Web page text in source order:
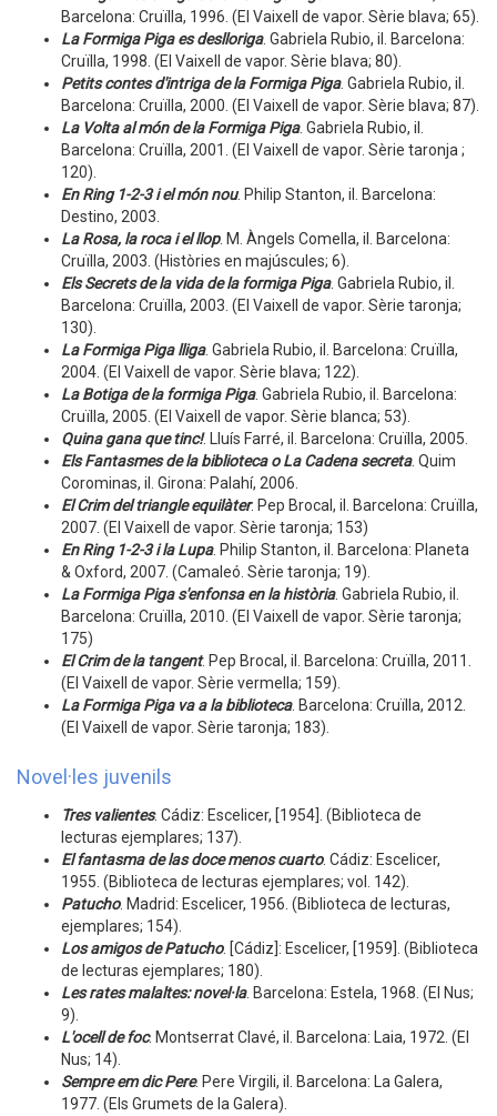
Barcelona: Cruïlla, 1996. (El Vaixell de vapor. Sèrie blava; 65).
La Formiga Piga es deslloriga. Gabriela Rubio, il. Barcelona:
Cruïlla, 1998. (El Vaixell de vapor. Sèrie blava; 80).
Petits contes d'intriga de la Formiga Piga. Gabriela Rubio, il.
Barcelona: Cruïlla, 2000. (El Vaixell de vapor. Sèrie blava; 87).
La Volta al món de la Formiga Piga. Gabriela Rubio, il.
Barcelona: Cruïlla, 2001. (El Vaixell de vapor. Sèrie taronja ;
120).
En Ring 1-2-3 i el món nou. Philip Stanton, il. Barcelona:
Destino, 2003.
La Rosa, la roca i el llop. M. Àngels Comella, il. Barcelona:
Cruïlla, 2003. (Històries en majúscules; 6).
Els Secrets de la vida de la formiga Piga. Gabriela Rubio, il.
Barcelona: Cruïlla, 2003. (El Vaixell de vapor. Sèrie taronja;
130).
La Formiga Piga lliga. Gabriela Rubio, il. Barcelona: Cruïlla,
2004. (El Vaixell de vapor. Sèrie blava; 122).
La Botiga de la formiga Piga. Gabriela Rubio, il. Barcelona:
Cruïlla, 2005. (El Vaixell de vapor. Sèrie blanca; 53).
Quina gana que tinc!. Lluís Farré, il. Barcelona: Cruïlla, 2005.
Els Fantasmes de la biblioteca o La Cadena secreta. Quim
Corominas, il. Girona: Palahí, 2006.
El Crim del triangle equilàter. Pep Brocal, il. Barcelona: Cruïlla,
2007. (El Vaixell de vapor. Sèrie taronja; 153)
En Ring 1-2-3 i la Lupa. Philip Stanton, il. Barcelona: Planeta
& Oxford, 2007. (Camaleó. Sèrie taronja; 19).
La Formiga Piga s'enfonsa en la història. Gabriela Rubio, il.
Barcelona: Cruïlla, 2010. (El Vaixell de vapor. Sèrie taronja;
175)
El Crim de la tangent. Pep Brocal, il. Barcelona: Cruïlla, 2011.
(El Vaixell de vapor. Sèrie vermella; 159).
La Formiga Piga va a la biblioteca. Barcelona: Cruïlla, 2012.
(El Vaixell de vapor. Sèrie taronja; 183).
Novel·les juvenils
Tres valientes. Cádiz: Escelicer, [1954]. (Biblioteca de
lecturas ejemplares; 137).
El fantasma de las doce menos cuarto. Cádiz: Escelicer,
1955. (Biblioteca de lecturas ejemplares; vol. 142).
Patucho. Madrid: Escelicer, 1956. (Biblioteca de lecturas,
ejemplares; 154).
Los amigos de Patucho. [Cádiz]: Escelicer, [1959]. (Biblioteca
de lecturas ejemplares; 180).
Les rates malaltes: novel·la. Barcelona: Estela, 1968. (El Nus;
9).
L'ocell de foc. Montserrat Clavé, il. Barcelona: Laia, 1972. (El
Nus; 14).
Sempre em dic Pere. Pere Virgili, il. Barcelona: La Galera,
1977. (Els Grumets de la Galera).